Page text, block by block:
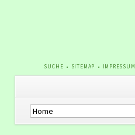
NAVIGATION
SUCHE SITEMAP IMPRESSUM
Navigation
überspringen